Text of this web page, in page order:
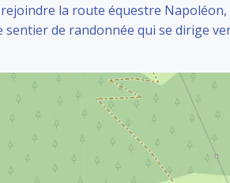
la route équestre
sentier de randonnée qui se dirige